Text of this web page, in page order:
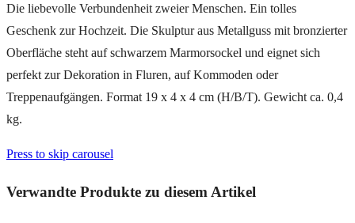
Die liebevolle Verbundenheit zweier Menschen. Ein tolles
Geschenk zur Hochzeit. Die Skulptur aus Metallguss mit bronzierter
Oberfläche steht auf schwarzem Marmorsockel und eignet sich
perfekt zur Dekoration in Fluren, auf Kommoden oder
Treppenaufgängen. Format 19 x 4 x 4 cm (H/B/T). Gewicht ca. 0,4
kg.
Press to skip carousel
Verwandte Produkte zu diesem Artikel